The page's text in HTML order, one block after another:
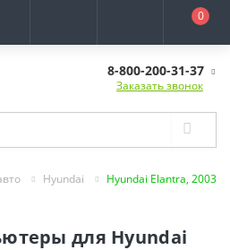
0
8-800-200-31-37
Заказать звонок
Hyundai
Hyundai Elantra, 2003
для Hyundai